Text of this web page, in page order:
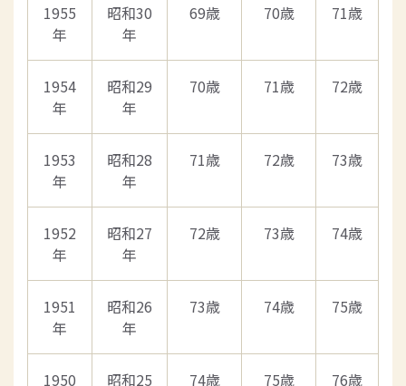
1955
年
昭和30
年
69歳 70歳 71歳
1954
年
昭和29
年
70歳 71歳 72歳
1953
年
昭和28
年
71歳 72歳 73歳
1952
年
昭和27
年
72歳 73歳 74歳
1951
年
昭和26
年
73歳 74歳 75歳
1950
昭和25
74歳 75歳 76歳